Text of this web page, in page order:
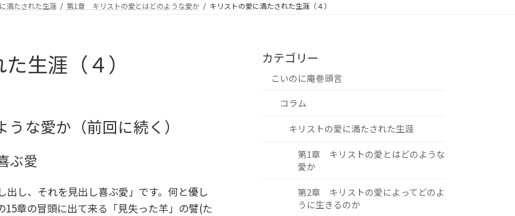
満たされた生涯 第1章 キリストの愛とはどのような愛か キリストの愛に満たされた生涯（４）
生涯（４）
な愛か（前回に続く）
ぶ愛
し、それを見出し喜ぶ愛」です。何と優し
章の冒頭に出て来る「見失った羊」の譬(た
カテゴリー
こいのに庵巻頭言
コラム
キリストの愛に満たされた生涯
第1章 キリストの愛とはどのような
愛か
第2章 キリストの愛によってどのよ
うに生きるのか